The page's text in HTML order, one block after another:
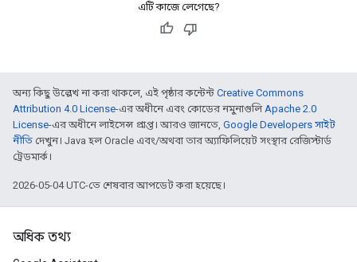
এটি কাজে লেগেছে?
অন্য কিছু উল্লেখ না করা থাকলে, এই পৃষ্ঠার কন্টেন্ট Creative Commons
Attribution 4.0 License-এর অধীনে এবং কোডের নমুনাগুলিApache 2.0
License-এর অধীনে লাইসেন্স প্রাপ্ত। আরও জানতে, Google Developers সাইট
নীতি দেখুন। Java হল Oracle এবং/অথবা তার অ্যাফিলিয়েট সংস্থার রেজিস্টার্ড
ট্রেডমার্ক।
2026-05-04 UTC-তে শেষবার আপডেট করা হয়েছে।
অধিক তথ্য